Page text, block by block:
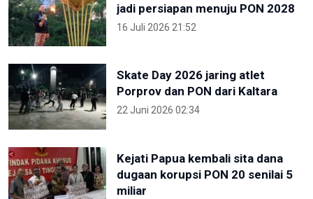
jadi persiapan menuju PON 2028
16 Juli 2026 21:52
Skate Day 2026 jaring atlet
Porprov dan PON dari Kaltara
22 Juni 2026 02:34
Kejati Papua kembali sita dana
dugaan korupsi PON 20 senilai 5
miliar